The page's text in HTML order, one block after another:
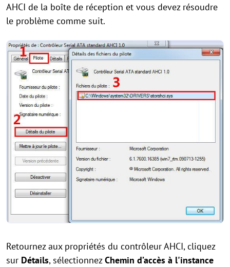
AHCI de la boîte de réception et vous devez résoudre
le problème comme suit.
Retournez aux propriétés du contrôleur AHCI, cliquez
sur Détails, sélectionnezChemin d’accès à l'instance